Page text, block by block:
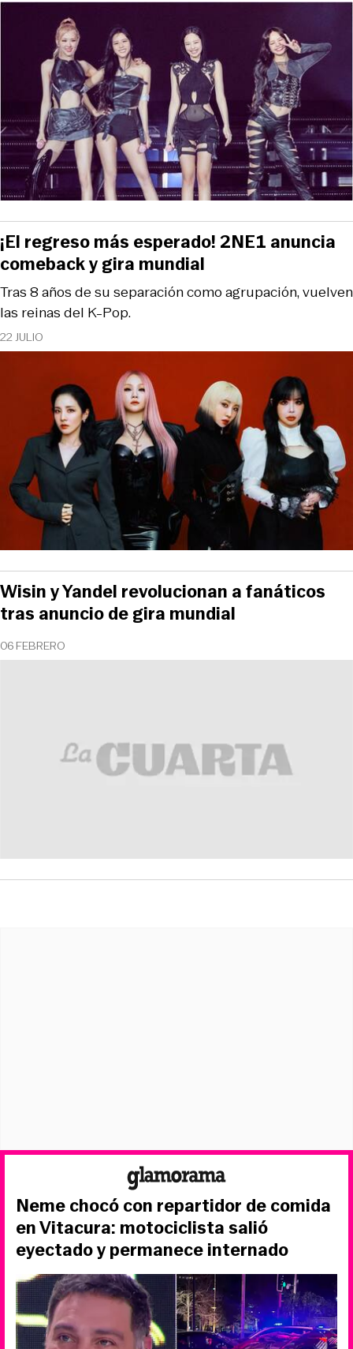
22 JULIO
Tras 8 años de su separación como agrupación, vuelven
las reinas del K-Pop.
¡El regreso más esperado! 2NE1 anuncia
comeback y gira mundial
06 FEBRERO
Wisin y Yandel revolucionan a fanáticos
tras anuncio de gira mundial
Neme chocó con repartidor de comida
en Vitacura: motociclista salió
eyectado y permanece internado